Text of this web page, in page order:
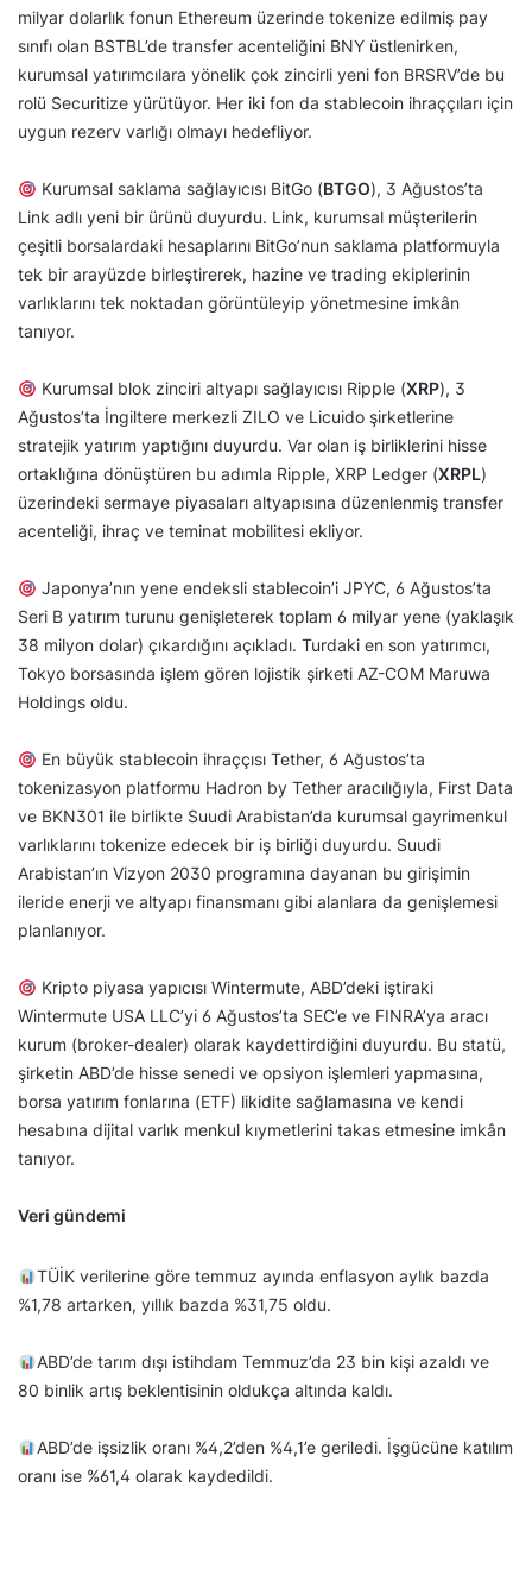
milyar dolarlık fonun Ethereum üzerinde tokenize edilmiş pay
sınıfı olan BSTBL’de transfer acenteliğini BNY üstlenirken,
kurumsal yatırımcılara yönelik çok zincirli yeni fon BRSRV’de bu
rolü Securitize yürütüyor. Her iki fon da stablecoin ihraççıları için
uygun rezerv varlığı olmayı hedefliyor.
Kurumsal saklama sağlayıcısı BitGo (BTGO), 3 Ağustos’ta
Link adlı yeni bir ürünü duyurdu. Link, kurumsal müşterilerin
çeşitli borsalardaki hesaplarını BitGo’nun saklama platformuyla
tek bir arayüzde birleştirerek, hazine ve trading ekiplerinin
varlıklarını tek noktadan görüntüleyip yönetmesine imkân
tanıyor.
Kurumsal blok zinciri altyapı sağlayıcısı Ripple (XRP), 3
Ağustos’ta İngiltere merkezli ZILO ve Licuido şirketlerine
stratejik yatırım yaptığını duyurdu. Var olan iş birliklerini hisse
ortaklığına dönüştüren bu adımla Ripple, XRP Ledger (XRPL)
üzerindeki sermaye piyasaları altyapısına düzenlenmiş transfer
acenteliği, ihraç ve teminat mobilitesi ekliyor.
Japonya’nın yene endeksli stablecoin’i JPYC, 6 Ağustos’ta
Seri B yatırım turunu genişleterek toplam 6 milyar yene (yaklaşık
38 milyon dolar) çıkardığını açıkladı. Turdaki en son yatırımcı,
Tokyo borsasında işlem gören lojistik şirketi AZ-COM Maruwa
Holdings oldu.
En büyük stablecoin ihraççısı Tether, 6 Ağustos’ta
tokenizasyon platformu Hadron by Tether aracılığıyla, First Data
ve BKN301 ile birlikte Suudi Arabistan’da kurumsal gayrimenkul
varlıklarını tokenize edecek bir iş birliği duyurdu. Suudi
Arabistan’ın Vizyon 2030 programına dayanan bu girişimin
ileride enerji ve altyapı finansmanı gibi alanlara da genişlemesi
planlanıyor.
Kripto piyasa yapıcısı Wintermute, ABD’deki iştiraki
Wintermute USA LLC’yi 6 Ağustos’ta SEC’e ve FINRA’ya aracı
kurum (broker-dealer) olarak kaydettirdiğini duyurdu. Bu statü,
şirketin ABD’de hisse senedi ve opsiyon işlemleri yapmasına,
borsa yatırım fonlarına (ETF) likidite sağlamasına ve kendi
hesabına dijital varlık menkul kıymetlerini takas etmesine imkân
tanıyor.
Veri gündemi
TÜİK verilerine göre temmuz ayında enflasyon aylık bazda
%1,78 artarken, yıllık bazda %31,75 oldu.
ABD’de tarım dışı istihdam Temmuz’da 23 bin kişi azaldı ve
80 binlik artış beklentisinin oldukça altında kaldı.
ABD’de işsizlik oranı %4,2’den %4,1’e geriledi. İşgücüne katılım
oranı ise %61,4 olarak kaydedildi.